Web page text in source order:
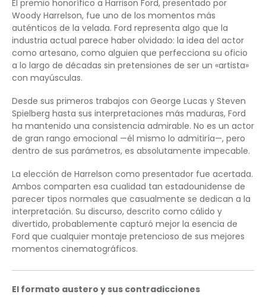
El premio honorífico a Harrison Ford, presentado por
Woody Harrelson, fue uno de los momentos más
auténticos de la velada. Ford representa algo que la
industria actual parece haber olvidado: la idea del actor
como artesano, como alguien que perfecciona su oficio
a lo largo de décadas sin pretensiones de ser un «artista»
con mayúsculas.
Desde sus primeros trabajos con George Lucas y Steven
Spielberg hasta sus interpretaciones más maduras, Ford
ha mantenido una consistencia admirable. No es un actor
de gran rango emocional —él mismo lo admitiría—, pero
dentro de sus parámetros, es absolutamente impecable.
La elección de Harrelson como presentador fue acertada.
Ambos comparten esa cualidad tan estadounidense de
parecer tipos normales que casualmente se dedican a la
interpretación. Su discurso, descrito como cálido y
divertido, probablemente capturó mejor la esencia de
Ford que cualquier montaje pretencioso de sus mejores
momentos cinematográficos.
El formato austero y sus contradicciones